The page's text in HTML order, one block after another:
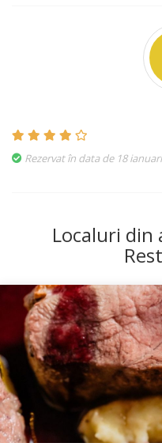
Rezervat în data de 18
Localuri din